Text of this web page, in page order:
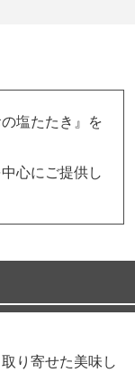
塩たたき』を
心にご提供し
り寄せた美味し